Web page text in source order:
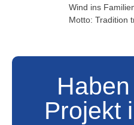
Wind ins
Motto: Tradition
Projekt